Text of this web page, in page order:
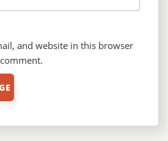
and website in this browser